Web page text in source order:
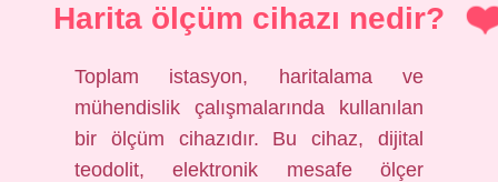
Harita ölçüm cihazı nedir?
Toplam istasyon, haritalama ve
mühendislik çalışmalarında kullanılan
bir ölçüm cihazıdır. Bu cihaz, dijital
teodolit, elektronik mesafe ölçer